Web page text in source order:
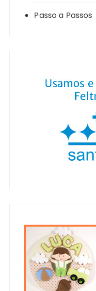
Passo a Passos